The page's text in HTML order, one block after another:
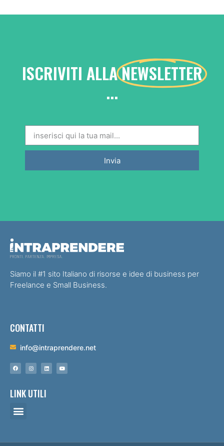
ISCRIVITI ALLANEWSLETTER
...
Invia
Siamo il #1 sito Italiano di risorse e idee di business per
Freelance e Small Business.
CONTATTI
info@intraprendere.net
LINK UTILI